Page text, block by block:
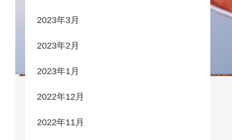
2023年3月
2023年2月
2023年1月
2022年12月
2022年11月